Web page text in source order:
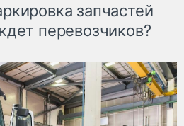
запчастей
перевозчиков?